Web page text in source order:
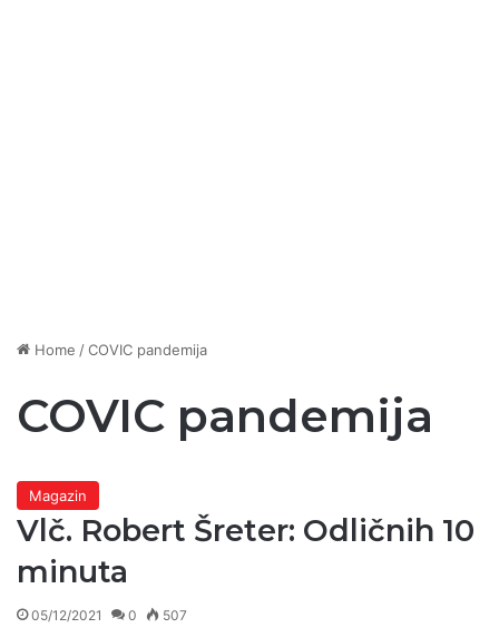
Home /COVIC pandemija
COVIC pandemija
Magazin
Vlč. Robert Šreter: Odličnih 10
minuta
05/12/2021 0 507